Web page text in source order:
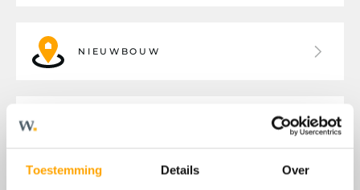
Toestemming Details Over
NIEUWBOUW